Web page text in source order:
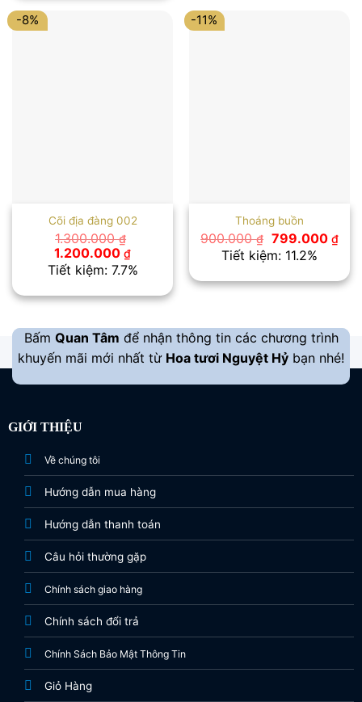
-8%
Cõi địa đàng 002
1.300.000₫
Giá
gốc
là:
1.200.000 ₫Giá
hiện
tại
1.200.000 ₫.
Tiết kiệm: 7.7%
-11%
Thoáng buồn
900.000₫ Giá
gốc
là:
799.000 ₫Giá
hiện
là:
Tiết kiệm: 11.2%
Bấm Quan Tâm để nhận thông tin các chương trình
khuyến mãi mới nhất từ Hoa tươi Nguyệt Hỷ bạn nhé!
GIỚI THIỆU
Về chúng tôi
Hướng dẫn mua hàng
Hướng dẫn thanh toán
Câu hỏi thường gặp
Chính sách giao hàng
Chính sách đổi trả
Chính Sách Bảo Mật Thông Tin
Giỏ Hàng